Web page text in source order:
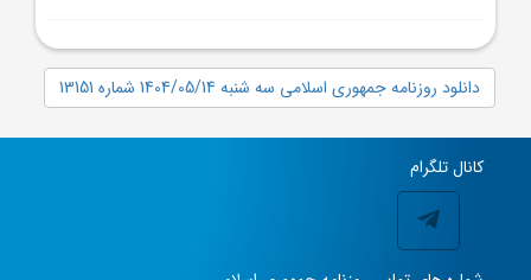
دانلود روزنامه جمهوری اسلامی سه شنبه 1404/05/14 شماره 13151
کانال تلگرام